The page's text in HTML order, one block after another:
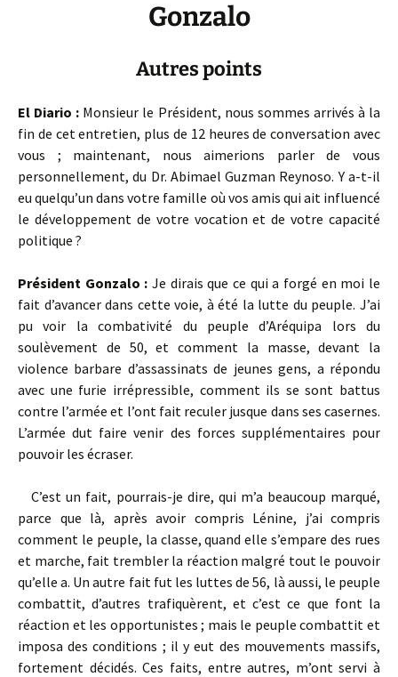
Gonzalo
Autres points
El Diario : Monsieur le Président, nous sommes arrivés à la
fin de cet entretien, plus de 12 heures de conversation avec
vous ; maintenant, nous aimerions parler de vous
personnellement, du Dr. Abimael Guzman Reynoso. Y a-t-il
eu quelqu’un dans votre famille où vos amis qui ait influencé
le développement de votre vocation et de votre capacité
politique ?
Président Gonzalo : Je dirais que ce qui a forgé en moi le
fait d’avancer dans cette voie, à été la lutte du peuple. J’ai
pu voir la combativité du peuple d’Aréquipa lors du
soulèvement de 50, et comment la masse, devant la
violence barbare d’assassinats de jeunes gens, a répondu
avec une furie irrépressible, comment ils se sont battus
contre l’armée et l’ont fait reculer jusque dans ses casernes.
L’armée dut faire venir des forces supplémentaires pour
pouvoir les écraser.
C’est un fait, pourrais-je dire, qui m’a beaucoup marqué,
parce que là, après avoir compris Lénine, j’ai compris
comment le peuple, la classe, quand elle s’empare des rues
et marche, fait trembler la réaction malgré tout le pouvoir
qu’elle a. Un autre fait fut les luttes de 56, là aussi, le peuple
combattit, d’autres trafiquèrent, et c’est ce que font la
réaction et les opportunistes ; mais le peuple combattit et
imposa des conditions ; il y eut des mouvements massifs,
fortement décidés. Ces faits, entre autres, m’ont servi à